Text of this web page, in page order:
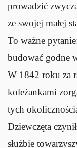
prowadzić
ze swojej małej
To ważne
budować godne
W 1842 roku za
koleżankami
tych
Dziewczęta
służbie